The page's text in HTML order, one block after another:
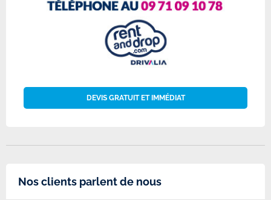
DEVIS GRATUIT ET IMMÉDIAT
Nos clients parlent de nous